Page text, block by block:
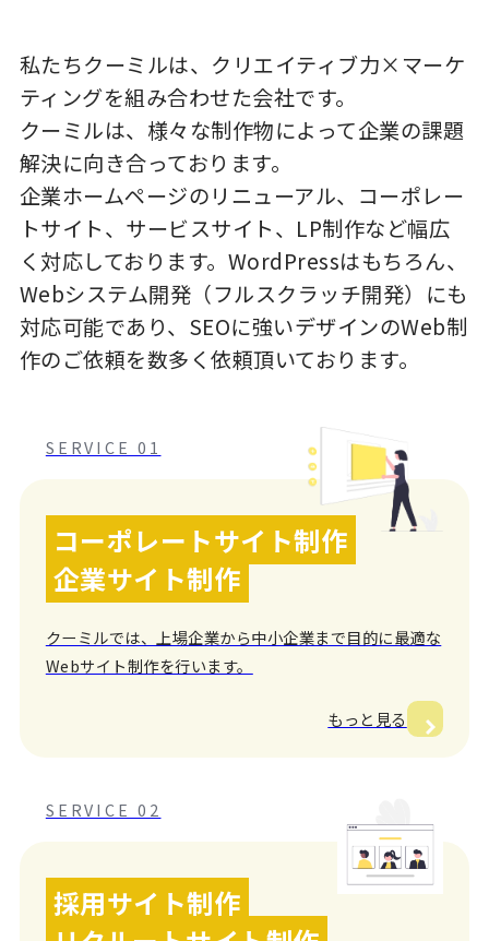
私たちクーミルは、クリエイティブ力×マーケ
ティングを組み合わせた会社です。
クーミルは、様々な制作物によって企業の課題
解決に向き合っております。
企業ホームページのリニューアル、コーポレー
トサイト、サービスサイト、LP制作など幅広
く対応しております。WordPressはもちろん、
Webシステム開発（フルスクラッチ開発）にも
対応可能であり、SEOに強いデザインのWeb制
作のご依頼を数多く依頼頂いております。
SERVICE 01
コーポレートサイト制作
企業サイト制作
クーミルでは、上場企業から中小企業まで目的に最適な
Webサイト制作を行います。
もっと見る
SERVICE 02
採用サイト制作